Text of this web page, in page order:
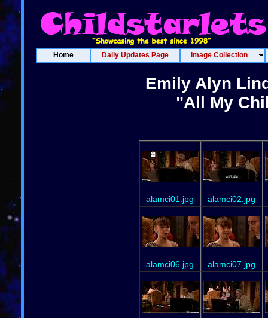
Home Daily Updates Page Image Collection
Emily Alyn
"All My
alamci01.jpg alamci02.jpg
alamci06.jpg alamci07.jpg